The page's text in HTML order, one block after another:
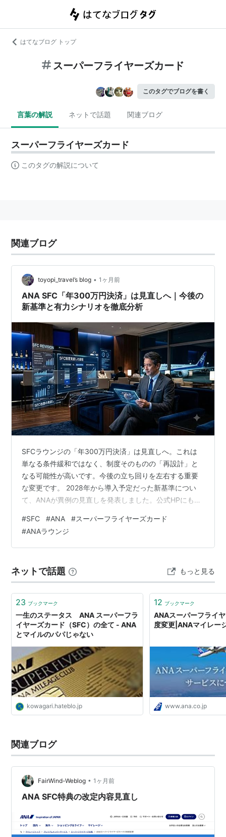
はてなブログ トップ
スーパーフライヤーズカード
このタグでブログを書く
言葉の解説 ネットで話題 関連ブログ
スーパーフライヤーズカード
このタグの解説について
関連ブログ
toyopi_travel’s blog • 1ヶ月前
ANA SFC「年300万円決済」は見直しへ｜今後の
新基準と有力シナリオを徹底分析
SFCラウンジの「年300万円決済」は見直しへ。これは
単なる条件緩和ではなく、制度そのものの「再設計」と
なる可能性が高いです。今後の立ち回りを左右する重要
な変更です。 2028年から導入予定だった新基準につい
て、ANAが異例の見直しを発表しました。公式HPにも掲
ます。▼ANA公式HP：スーパーフライヤーズ会員のサー
ビス改定内容の見直しについて
https://www.ana.co.jp/ja/jp/amc/premium/sfc/update2
の救済問題、そして今後の新基準に関する現時点…
#SFC #ANA #スーパーフライヤーズカード
#ANAラウンジ
ネットで話題 もっと見る
23 ブックマーク
一生のステータス ANA スーパーフラ
イヤーズカード（SFC）の全て - ANA
とマイルのパパじゃない
kowagari.hateblo.jp
12 ブックマーク
ANAスーパーフライ
度変更|ANAマイレー
www.ana.co.jp
関連ブログ
FairWind-Weblog • 1ヶ月前
ANA SFC特典の改定内容見直し